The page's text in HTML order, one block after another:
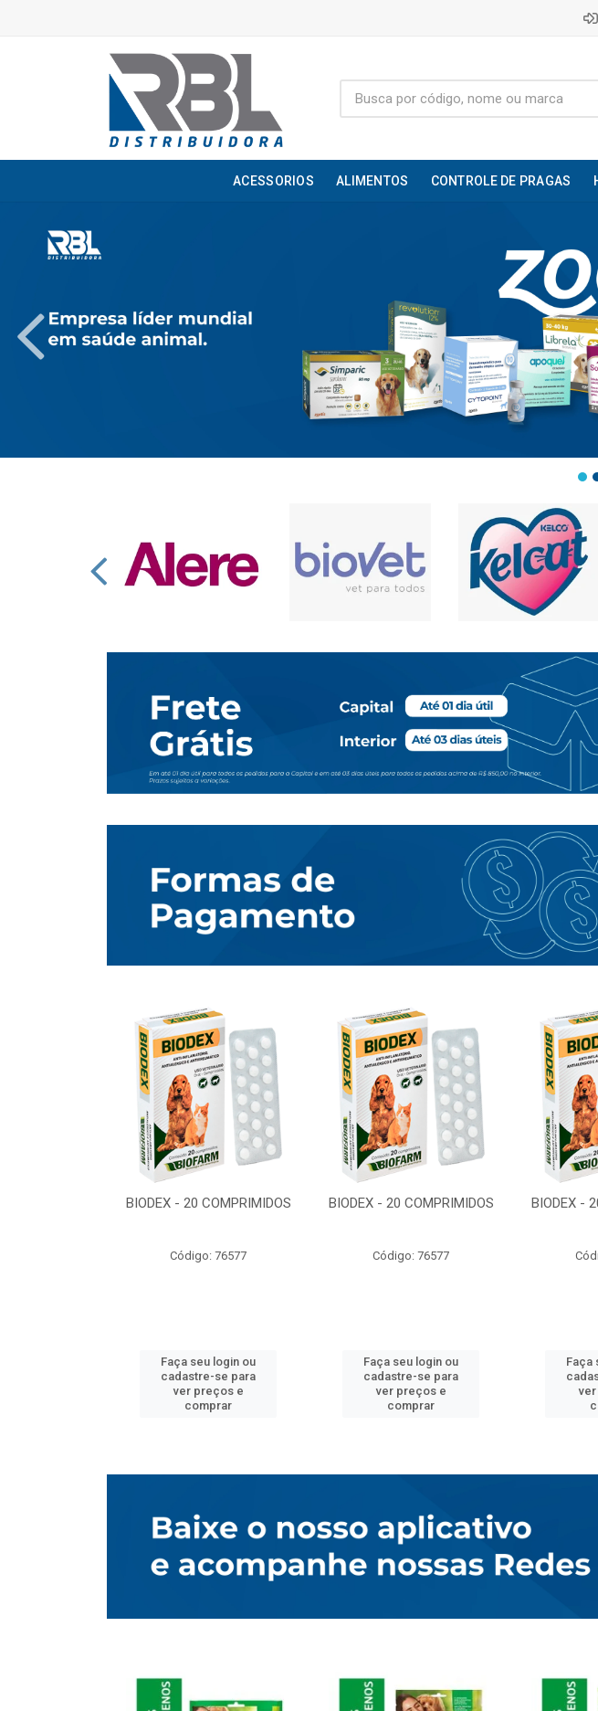
ACESSORIOS ALIMENTOS CONTROLE DE PRAGAS
BIODEX - 20 COMPRIMIDOS
Código: 76577
Faça seu login ou
cadastre-se para
ver preços e
comprar
BIODEX - 20 COMPRIMIDOS
Código: 76577
Faça seu login ou
cadastre-se para
ver preços e
comprar
BIODEX -
Faça